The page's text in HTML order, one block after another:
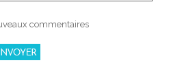
commentaires